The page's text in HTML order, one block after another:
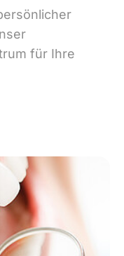
für Ihre